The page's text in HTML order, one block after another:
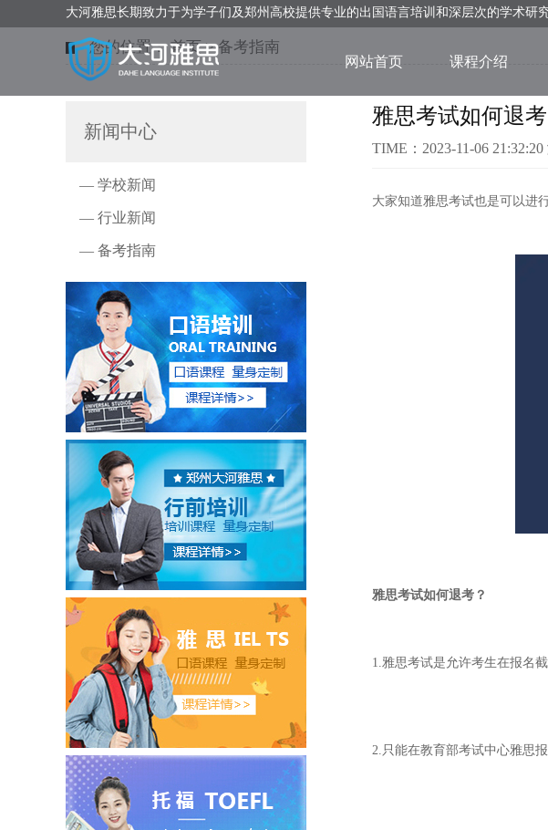
大河雅思长期致力于为学子们及郑州高校提供专业的出国语言培训和深层次的学术研
网站首页 课程介绍
您的位置：首页>备考指南
新闻中心
— 学校新闻
— 行业新闻
— 备考指南
雅思考试如何退
TIME：2023-11-06
大家知道雅思考试也是可以进
雅思考试如何退考？
1.雅思考试是允许考生在报名
2.只能在教育部考试中心雅思